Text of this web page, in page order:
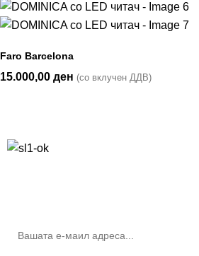
Faro Barcelona
15.000,00 ден (со вклучен ДДВ)